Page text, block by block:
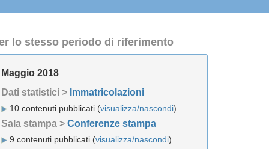
lo stesso periodo di riferimento
Maggio 2018
Dati statistici > Immatricolazioni
10 contenuti pubblicati (visualizza/nascondi)
Sala stampa > Conferenze stampa
9 contenuti pubblicati (visualizza/nascondi)